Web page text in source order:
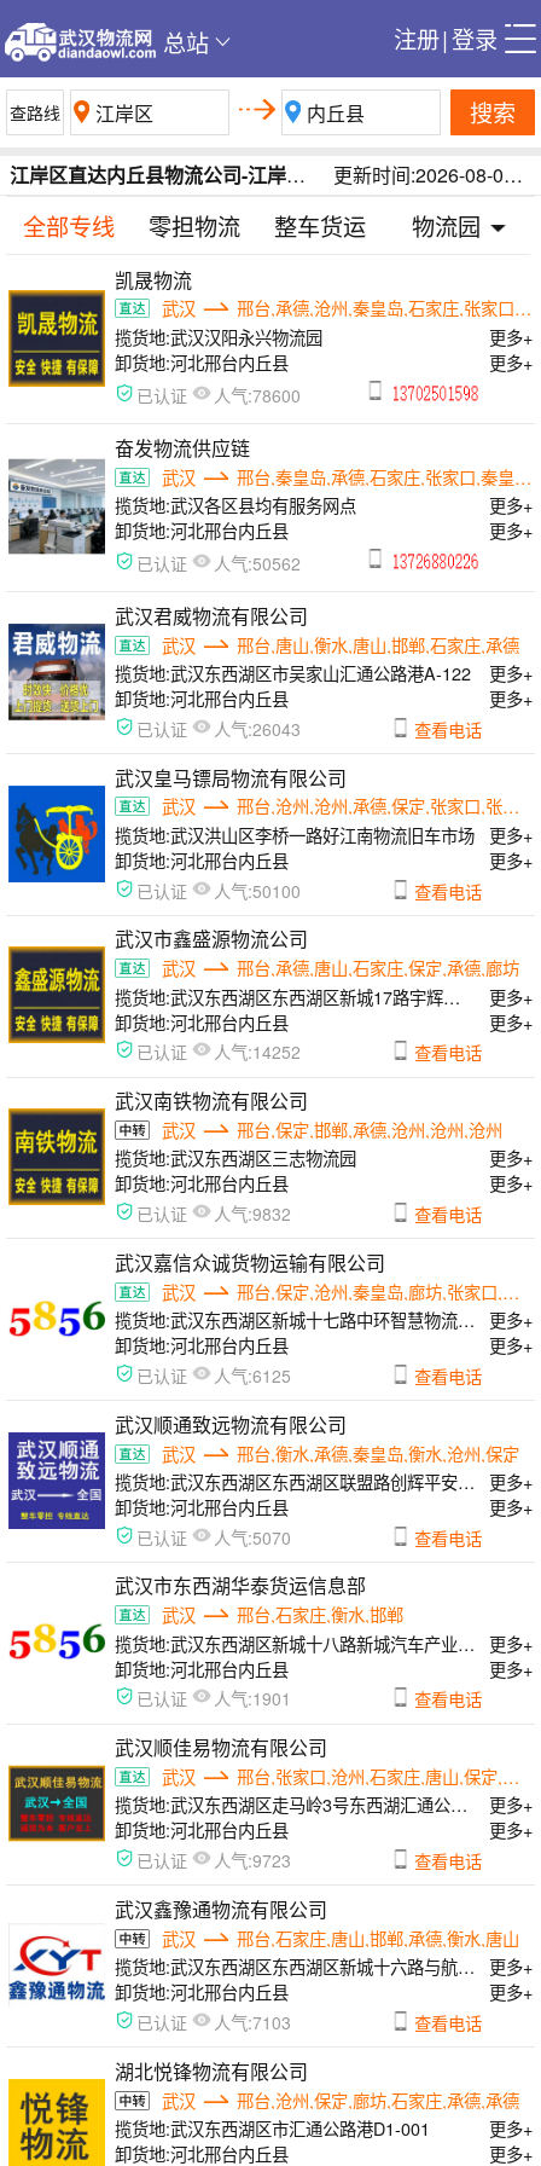
总站 注册|登录
搜索
更新时间:2026-08-09 02:25:10
江岸区直达内丘县物流公司-江岸区到内丘县物流专线-武汉江岸区到邢台内丘县物流运费在线查询/每日更新
全部专线 零担物流 整车货运 物流园
凯晟物流
武汉
邢台,承德,沧州,秦皇岛,石家庄,张家口,廊坊
揽货地:武汉汉阳永兴物流园
更多+
卸货地:河北邢台内丘县 更多+
已认证 人气:78600
奋发物流供应链
武汉
邢台,秦皇岛,承德,石家庄,张家口,秦皇岛,石家庄
揽货地:武汉各区县均有服务网点
更多+
卸货地:河北邢台内丘县 更多+
已认证 人气:50562
武汉君威物流有限公司
武汉
邢台,唐山,衡水,唐山,邯郸,石家庄,承德
揽货地:武汉东西湖区市吴家山汇通公路港A-122
更多+
卸货地:河北邢台内丘县 更多+
已认证 人气:26043 查看电话
武汉皇马镖局物流有限公司
武汉
邢台,沧州,沧州,承德,保定,张家口,张家口
揽货地:武汉洪山区李桥一路好江南物流旧车市场
更多+
卸货地:河北邢台内丘县 更多+
已认证 人气:50100 查看电话
武汉市鑫盛源物流公司
武汉
邢台,承德,唐山,石家庄,保定,承德,廊坊
揽货地:武汉东西湖区东西湖区新城17路宇辉物流园
更多+
卸货地:河北邢台内丘县 更多+
已认证 人气:14252 查看电话
武汉南铁物流有限公司
武汉
邢台,保定,邯郸,承德,沧州,沧州,沧州
揽货地:武汉东西湖区三志物流园
更多+
卸货地:河北邢台内丘县 更多+
已认证 人气:9832 查看电话
武汉嘉信众诚货物运输有限公司
武汉
邢台,保定,沧州,秦皇岛,廊坊,张家口,衡水
揽货地:武汉东西湖区新城十七路中环智慧物流园大库16号
更多+
卸货地:河北邢台内丘县 更多+
已认证 人气:6125 查看电话
武汉顺通致远物流有限公司
武汉
邢台,衡水,承德,秦皇岛,衡水,沧州,保定
揽货地:武汉东西湖区东西湖区联盟路创辉平安物流园3楼整层
更多+
卸货地:河北邢台内丘县 更多+
已认证 人气:5070 查看电话
武汉市东西湖华泰货运信息部
武汉
邢台,石家庄,衡水,邯郸
揽货地:武汉东西湖区新城十八路新城汽车产业展示中心5栋A-16号
更多+
卸货地:河北邢台内丘县 更多+
已认证 人气:1901 查看电话
武汉顺佳易物流有限公司
武汉
邢台,张家口,沧州,石家庄,唐山,保定,邯郸
揽货地:武汉东西湖区走马岭3号东西湖汇通公路港
更多+
卸货地:河北邢台内丘县 更多+
已认证 人气:9723 查看电话
武汉鑫豫通物流有限公司
武汉
邢台,石家庄,唐山,邯郸,承德,衡水,唐山
揽货地:武汉东西湖区东西湖区新城十六路与航嘉中路互联港物流园A栋
更多+
卸货地:河北邢台内丘县 更多+
已认证 人气:7103 查看电话
湖北悦锋物流有限公司
武汉
邢台,沧州,保定,廊坊,石家庄,承德,承德
揽货地:武汉东西湖区市汇通公路港D1-001
更多+
卸货地:河北邢台内丘县 更多+